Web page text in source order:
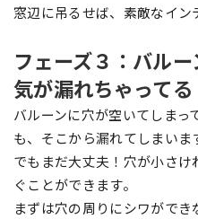
窓辺に吊るせば、素敵なイ
フェーズ３：バル
気が漏れちゃってる
バルーンに穴が空いてしまっ
も、そこから漏れてしまいま
でもまだ大丈夫！穴が小さけ
ぐことができます。
まずは穴の周りにシワがで